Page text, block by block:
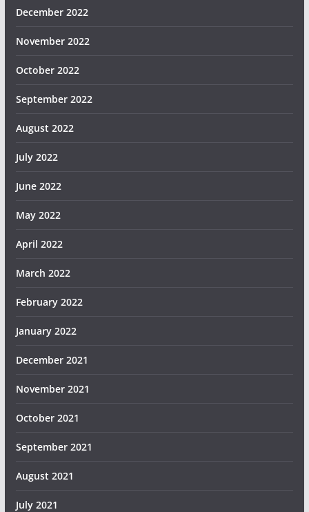
December 2022
November 2022
October 2022
September 2022
August 2022
July 2022
June 2022
May 2022
April 2022
March 2022
February 2022
January 2022
December 2021
November 2021
October 2021
September 2021
August 2021
July 2021